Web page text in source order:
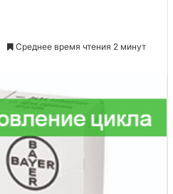
Среднее время чтения 2 минут